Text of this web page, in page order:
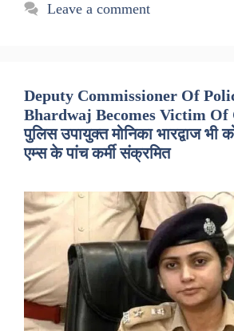
Leave a comment
Deputy Commissioner Of
Bhardwaj Becomes Victim Of
पुलिस उपायुक्त मोनिका भारद्वाज भी
एम्स के पांच कर्मी संक्रमित